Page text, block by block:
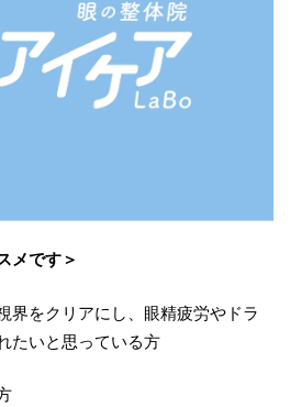
メです＞
界をクリアにし、眼精疲労やドラ
たいと思っている方